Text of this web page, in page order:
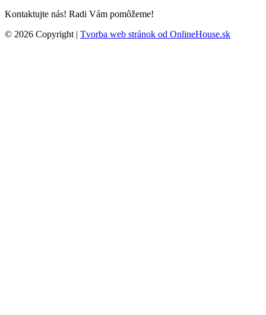
Kontaktujte nás! Radi Vám pomôžeme!
© 2026 Copyright | Tvorba web stránok od OnlineHouse.sk